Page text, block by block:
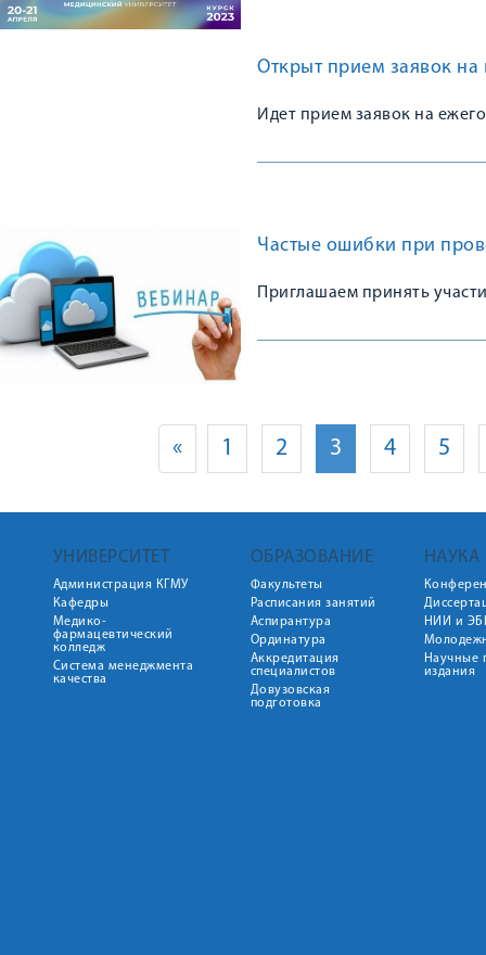
Открыт прием заявок на
Идет прием заявок на
Частые ошибки при
Приглашаем принять
« 1 2 3 4 5
УНИВЕРСИТЕТ
Администрация КГМУ
Кафедры
Медико-
фармацевтический
колледж
Система менеджмента
качества
ОБРАЗОВАНИЕ
Факультеты
Расписания занятий
Аспирантура
Ординатура
Аккредитация
специалистов
Довузовская
подготовка
НАУКА
НИИ и
Научные
издания